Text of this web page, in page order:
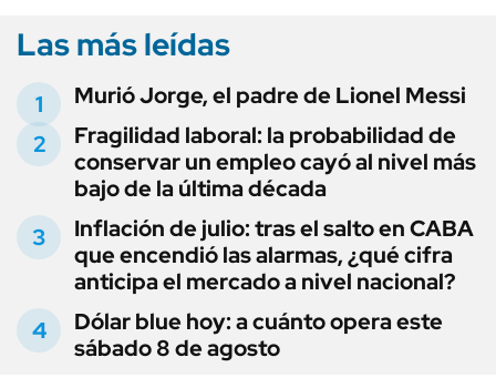
Las más leídas
Murió Jorge, el padre de Lionel Messi
Fragilidad laboral: la probabilidad de
conservar un empleo cayó al nivel más
bajo de la última década
Inflación de julio: tras el salto en CABA
que encendió las alarmas, ¿qué cifra
anticipa el mercado a nivel nacional?
Dólar blue hoy: a cuánto opera este
sábado 8 de agosto